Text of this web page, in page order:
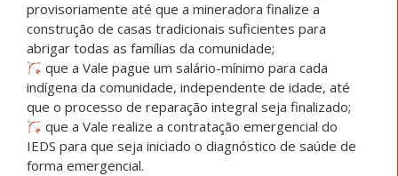
provisoriamente até que a mineradora finalize a
construção de casas tradicionais suficientes para
abrigar todas as famílias da comunidade;
que a Vale pague um salário-mínimo para cada
indígena da comunidade, independente de idade, até
que o processo de reparação integral seja finalizado;
que a Vale realize a contratação emergencial do
IEDS para que seja iniciado o diagnóstico de saúde de
forma emergencial.